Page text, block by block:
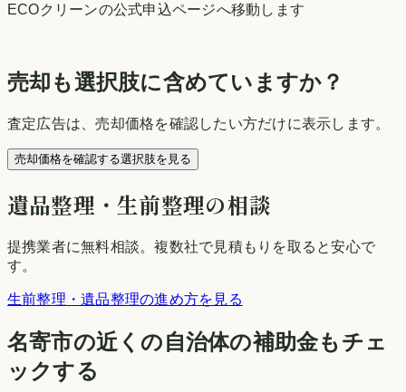
ECOクリーンの公式申込ページへ移動します
売却も選択肢に含めていますか？
査定広告は、売却価格を確認したい方だけに表示します。
売却価格を確認する選択肢を見る
遺品整理・生前整理の相談
提携業者に無料相談。複数社で見積もりを取ると安心で
す。
生前整理・遺品整理の進め方を見る
名寄市の近くの自治体の補助金もチェ
ックする